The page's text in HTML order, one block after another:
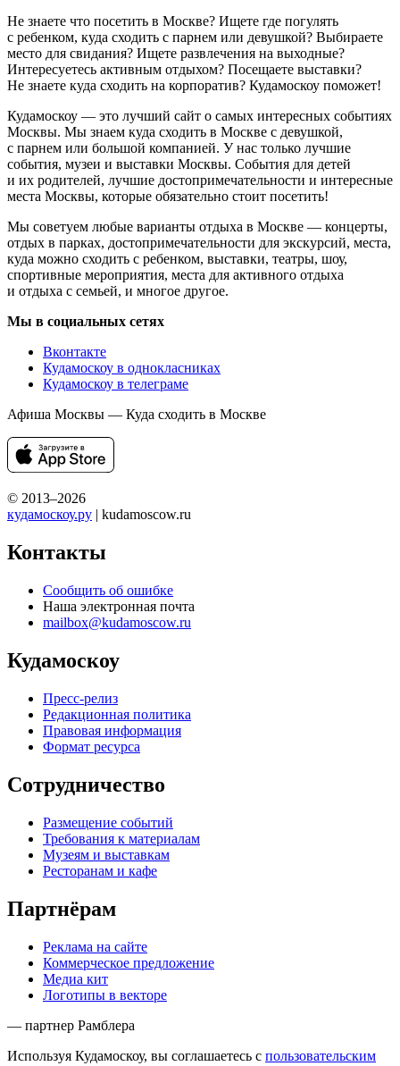
Не знаете что посетить в Москве? Ищете где погулять
с ребенком, куда сходить с парнем или девушкой? Выбираете
место для свидания? Ищете развлечения на выходные?
Интересуетесь активным отдыхом? Посещаете выставки?
Не знаете куда сходить на корпоратив? Кудамоскоу поможет!
Кудамоскоу — это лучший сайт о самых интересных событиях
Москвы. Мы знаем куда сходить в Москве с девушкой,
с парнем или большой компанией. У нас только лучшие
события, музеи и выставки Москвы. События для детей
и их родителей, лучшие достопримечательности и интересные
места Москвы, которые обязательно стоит посетить!
Мы советуем любые варианты отдыха в Москве — концерты,
отдых в парках, достопримечательности для экскурсий, места,
куда можно сходить с ребенком, выставки, театры, шоу,
спортивные мероприятия, места для активного отдыха
и отдыха с семьей, и многое другое.
Мы в социальных сетях
Вконтакте
Кудамоскоу в однокласниках
Кудамоскоу в телеграме
Афиша Москвы — Куда сходить в Москве
© 2013–2026
кудамоскоу.ру | kudamoscow.ru
Контакты
Сообщить об ошибке
Наша электронная почта
mailbox@kudamoscow.ru
Кудамоскоу
Пресс-релиз
Редакционная политика
Правовая информация
Формат ресурса
Сотрудничество
Размещение событий
Требования к материалам
Музеям и выставкам
Ресторанам и кафе
Партнёрам
Реклама на сайте
Коммерческое предложение
Медиа кит
Логотипы в векторе
— партнер Рамблера
Используя Кудамоскоу, вы соглашаетесь с пользовательским